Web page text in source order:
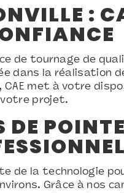
:
de tournage de
dans la réalisation
met à votre
projet.
DE
de la technologie
Grâce à nos